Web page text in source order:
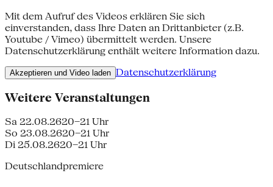
Mit dem Aufruf des Videos erklären Sie sich
einverstanden, dass Ihre Daten an Drittanbieter (z.B.
Youtube / Vimeo) übermittelt werden. Unsere
Datenschutzerklärung enthält weitere Information dazu.
Akzeptieren und Video laden Datenschutzerklärung
Weitere Veranstaltungen
Sa 22.08.2620–21 Uhr
So 23.08.2620–21 Uhr
Di 25.08.2620–21 Uhr
Deutschlandpremiere